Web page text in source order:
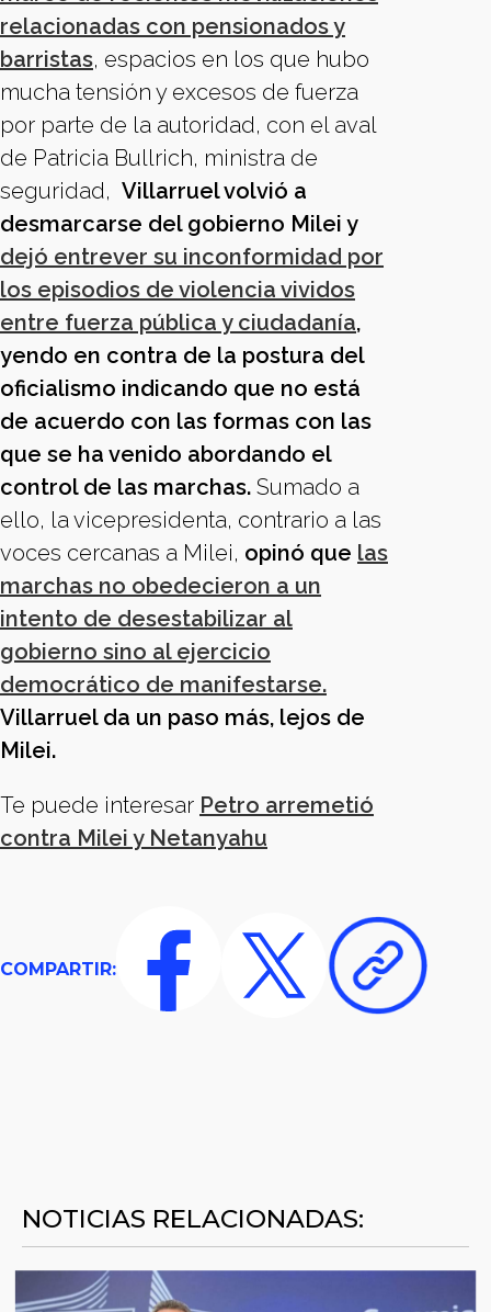
relacionadas con pensionados y
barristas, espacios en los que hubo
mucha tensión y excesos de fuerza
por parte de la autoridad, con el aval
de Patricia Bullrich, ministra de
seguridad, Villarruel volvió a
desmarcarse del gobierno Milei y
dejó entrever su inconformidad por
los episodios de violencia vividos
entre fuerza pública y ciudadanía,
yendo en contra de la postura del
oficialismo indicando que no está
de acuerdo con las formas con las
que se ha venido abordando el
control de las marchas. Sumado a
ello, la vicepresidenta, contrario a las
voces cercanas a Milei, opinó que las
marchas no obedecieron a un
intento de desestabilizar al
gobierno sino al ejercicio
democrático de manifestarse.
Villarruel da un paso más, lejos de
Milei.
Te puede interesar Petro arremetió
contra Milei y Netanyahu
COMPARTIR:
NOTICIAS RELACIONADAS: